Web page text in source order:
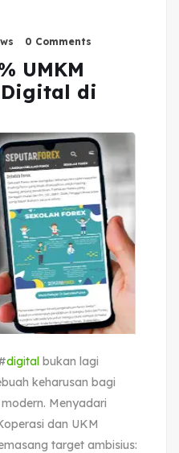
0 Comments
UMKM
di
digital bukan lagi
keharusan bagi
Menyadari
dan UKM
target ambisius: